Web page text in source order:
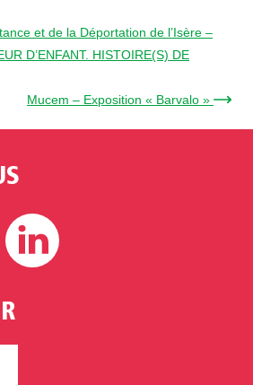
et de la Déportation de l’Isère –
D’ENFANT. HISTOIRE(S) DE
Mucem – Exposition « Barvalo » →
Twitter